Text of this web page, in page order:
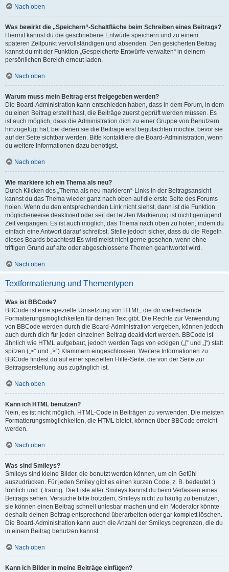
Nach oben
Was bewirkt die „Speichern“-Schaltfläche beim Schreiben eines Beitrags?
Hiermit kannst du die geschriebene Entwürfe speichern und zu einem
späteren Zeitpunkt vervollständigen und absenden. Den gesicherten Beitrag
kannst du mit der Funktion „Gespeicherte Entwürfe verwalten“ in deinem
persönlichen Bereich erneut laden.
Nach oben
Warum muss mein Beitrag erst freigegeben werden?
Die Board-Administration kann entschieden haben, dass in dem Forum, in dem
du einen Beitrag erstellt hast, die Beiträge zuerst geprüft werden müssen. Es
ist auch möglich, dass die Administration dich zu einer Gruppe von Benutzern
hinzugefügt hat, bei denen sie die Beiträge erst begutachten möchte, bevor sie
auf der Seite sichtbar werden. Bitte kontaktiere die Board-Administration, wenn
du weitere Informationen dazu benötigst.
Nach oben
Wie markiere ich ein Thema als neu?
Durch Klicken des „Thema als neu markieren“-Links in der Beitragsansicht
kannst du das Thema wieder ganz nach oben auf die erste Seite des Forums
holen. Wenn du den entsprechenden Link nicht siehst, dann ist die Funktion
möglicherweise deaktiviert oder seit der letzten Markierung ist nicht genügend
Zeit vergangen. Es ist auch möglich, das Thema nach oben zu holen, indem du
einfach eine Antwort darauf schreibst. Stelle jedoch sicher, dass du die Regeln
dieses Boards beachtest! Es wird meist nicht gerne gesehen, wenn ohne
triftigen Grund auf alte oder abgeschlossene Themen geantwortet wird.
Nach oben
Textformatierung und Thementypen
Was ist BBCode?
BBCode ist eine spezielle Umsetzung von HTML, die dir weitreichende
Formatierungsmöglichkeiten für deinen Text gibt. Die Rechte zur Verwendung
von BBCode werden durch die Board-Administration vergeben, können jedoch
auch durch dich für jeden einzelnen Beitrag deaktiviert werden. BBCode ist
ähnlich wie HTML aufgebaut, jedoch werden Tags von eckigen („[“ und „]“) statt
spitzen („<“ und „>“) Klammern eingeschlossen. Weitere Informationen zu
BBCode findest du auf einer speziellen Hilfe-Seite, die von der Seite zur
Beitragserstellung aus zugänglich ist.
Nach oben
Kann ich HTML benutzen?
Nein, es ist nicht möglich, HTML-Code in Beiträgen zu verwenden. Die meisten
Formatierungsmöglichkeiten, die HTML bietet, können über BBCode erreicht
werden.
Nach oben
Was sind Smileys?
Smileys sind kleine Bilder, die benutzt werden können, um ein Gefühl
auszudrücken. Für jeden Smiley gibt es einen kurzen Code, z. B. bedeutet :)
fröhlich und :( traurig. Die Liste aller Smileys kannst du beim Verfassen eines
Beitrags sehen. Versuche bitte trotzdem, Smileys nicht zu häufig zu benutzen,
sie können einen Beitrag schnell unlesbar machen und ein Moderator könnte
deshalb deinen Beitrag entsprechend überarbeiten oder gar komplett löschen.
Die Board-Administration kann auch die Anzahl der Smileys begrenzen, die du
in einem Beitrag benutzen kannst.
Nach oben
Kann ich Bilder in meine Beiträge einfügen?